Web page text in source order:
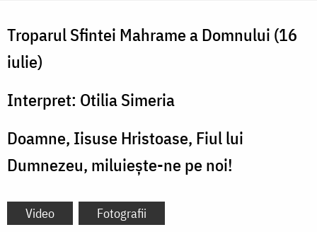
Troparul Sfintei Mahrame a Domnului (16
iulie)
Interpret: Otilia Simeria
Doamne, Iisuse Hristoase, Fiul lui
Dumnezeu, miluiește-ne pe noi!
Video Fotografii